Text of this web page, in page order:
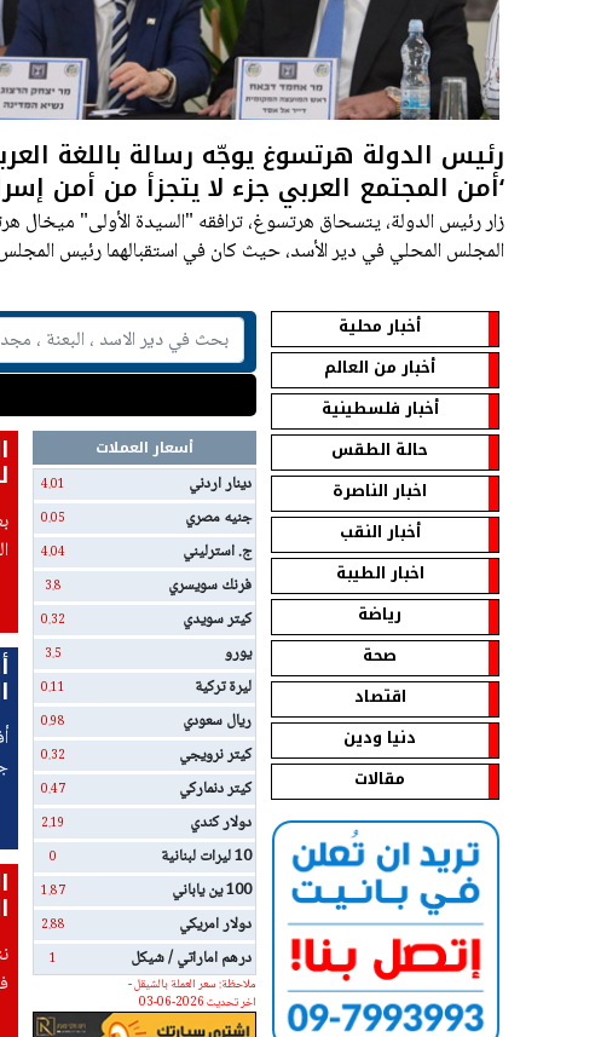
رئيس الدولة هرتسوغ يوجّه رسالة باللغة
‘أمن المجتمع العربي جزء لا يتجزأ من أمن
زار رئيس الدولة، يتسحاق هرتسوغ، ترافقه "السيدة الأولى" ميخال
المجلس المحلي في دير الأسد، حيث كان في استقبالهما رئيس
أخبار محلية
أخبار من العالم
أخبار فلسطينية
حالة الطقس
اخبار الناصرة
أخبار النقب
اخبار الطيبة
رياضة
صحة
اقتصاد
دنيا ودين
مقالات
أسعار العملات
دينار اردني
4.01
جنيه مصري 0.05
ج. استرليني 4.04
فرنك سويسري 3.8
كيتر سويدي 0.32
يورو 3.5
ليرة تركية 0.11
ريال سعودي 0.98
كيتر نرويجي 0.32
كيتر دنماركي 0.47
دولار كندي 2.19
10 ليرات لبنانية 0
100 ين ياباني 1.87
دولار امريكي 2.88
درهم اماراتي / شيكل
1
ملاحظة: سعر العملة بالشيقل -
اخر تحديث 2026-06-03